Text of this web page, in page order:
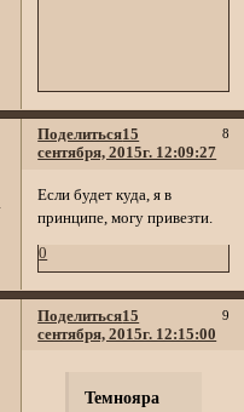
Поделиться 8
15
сентября, 2015г. 12:09:27
Если будет куда, я в
принципе, могу привезти.
0
Поделиться 9
15
сентября, 2015г. 12:15:00
Темнояра